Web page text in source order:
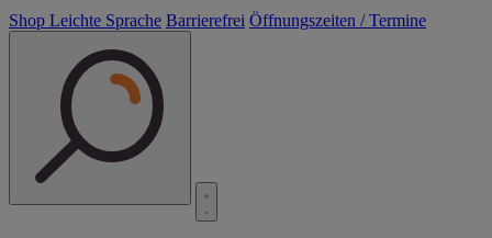
Shop Leichte Sprache Barrierefrei Öffnungszeiten / Termine